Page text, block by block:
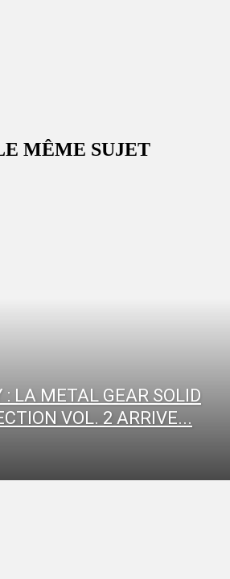
MÊME SUJET
: LA METAL GEAR SOLID
VOL. 2 ARRIVE...